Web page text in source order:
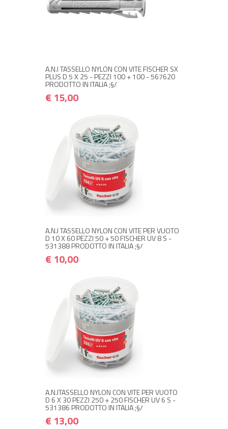
A.N.I TASSELLO NYLON CON VITE FISCHER SX
PLUS D 5 X 25 - PEZZI 100 + 100 - 567620
PRODOTTO IN ITALIA ;§/
€ 15,00
A.N.I TASSELLO NYLON CON VITE PER VUOTO
D 10 X 60 PEZZI 50 + 50 FISCHER UV 8 S -
531388 PRODOTTO IN ITALIA ;§/
€ 10,00
NON DISPONIBILE A MAGAZZINO
Avvisami quando disponibile
A.N.ITASSELLO NYLON CON VITE PER VUOTO
D 6 X 30 PEZZI 250 + 250 FISCHER UV 6 S -
531386 PRODOTTO IN ITALIA ;§/
€ 13,00
NON DISPONIBILE A MAGAZZINO
Avvisami quando disponibile